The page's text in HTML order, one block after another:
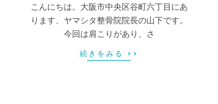
こんにちは。大阪市中央区谷町六丁目にあ
ります、ヤマシタ整骨院院長の山下です。
今回は肩こりがあり、さ
続きをみる >>
痛い！膝蓋靭帯炎（ジャンパー膝）に
自分で貼れるテーピングのご紹介
院長 山下 On: 2026年5月23日
ジャンプやダッシュで膝のお皿の下が
痛い！膝蓋靭帯炎になってしまったら
サポーターはつけるべき？